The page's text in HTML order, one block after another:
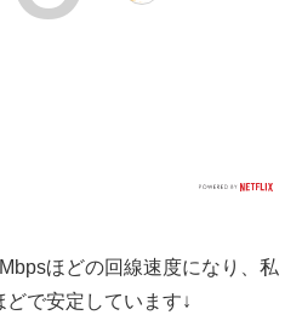
ほどの回線速度になり、私
で安定しています↓